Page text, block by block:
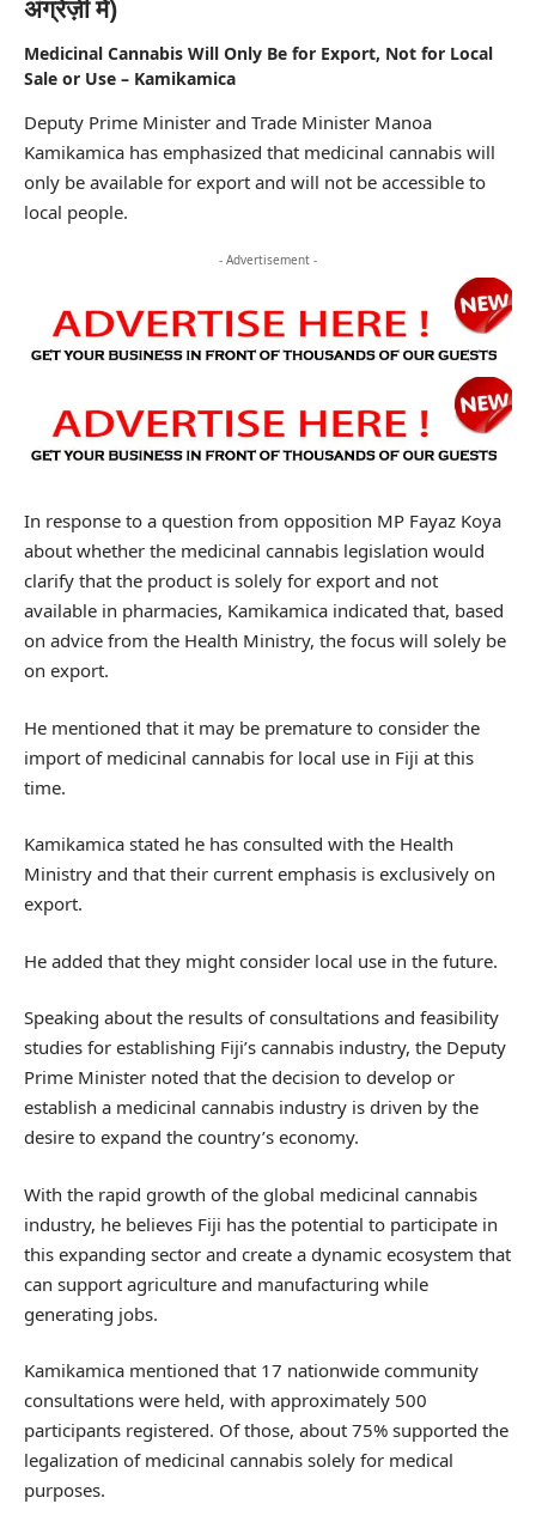
अंग्रेज़ी में)
Medicinal Cannabis Will Only Be for Export, Not for Local
Sale or Use – Kamikamica
Deputy Prime Minister and Trade Minister Manoa
Kamikamica has emphasized that medicinal cannabis will
only be available for export and will not be accessible to
local people.
- Advertisement -
In response to a question from opposition MP Fayaz Koya
about whether the medicinal cannabis legislation would
clarify that the product is solely for export and not
available in pharmacies, Kamikamica indicated that, based
on advice from the Health Ministry, the focus will solely be
on export.
He mentioned that it may be premature to consider the
import of medicinal cannabis for local use in Fiji at this
time.
Kamikamica stated he has consulted with the Health
Ministry and that their current emphasis is exclusively on
export.
He added that they might consider local use in the future.
Speaking about the results of consultations and feasibility
studies for establishing Fiji’s cannabis industry, the Deputy
Prime Minister noted that the decision to develop or
establish a medicinal cannabis industry is driven by the
desire to expand the country’s economy.
With the rapid growth of the global medicinal cannabis
industry, he believes Fiji has the potential to participate in
this expanding sector and create a dynamic ecosystem that
can support agriculture and manufacturing while
generating jobs.
Kamikamica mentioned that 17 nationwide community
consultations were held, with approximately 500
participants registered. Of those, about 75% supported the
legalization of medicinal cannabis solely for medical
purposes.